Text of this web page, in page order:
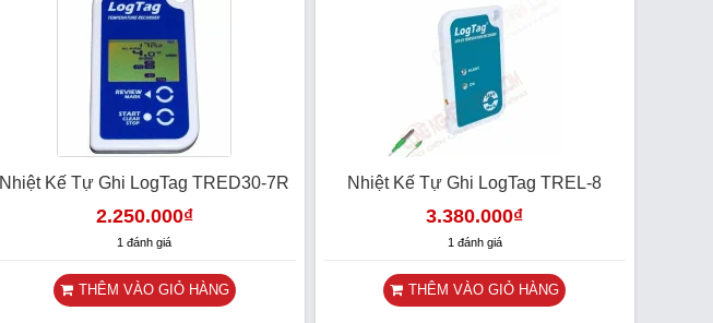
Nhiệt Kế Tự Ghi LogTag TRED30-7R
2.250.000₫
1 đánh giá
THÊM VÀO GIỎ HÀNG
Nhiệt Kế Tự Ghi LogTag TREL-8
3.380.000₫
1 đánh giá
THÊM VÀO GIỎ HÀNG